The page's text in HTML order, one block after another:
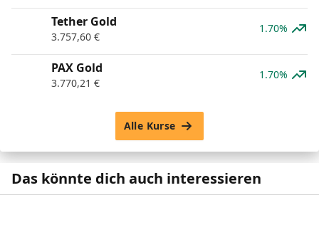
Tether Gold
3.757,60 €
1.70%
PAX Gold
3.770,21 €
1.70%
Alle Kurse
Das könnte dich auch interessieren